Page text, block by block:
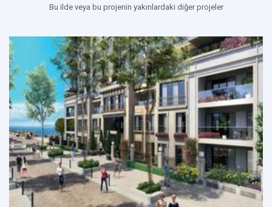
Bu ilde veya bu projenin yakınlardaki diğer projeler